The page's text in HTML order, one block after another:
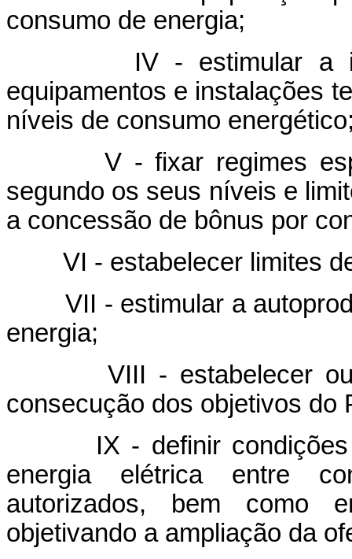
consumo de energia;
IV - estimular a
equipamentos e instalações
níveis de consumo
V - fixar regimes
segundo os seus níveis e
a concessão de bônus por
VI - estabelecer limites de
VII - estimular a
energia;
VIII - estabelecer
consecução dos objetivos do
IX - definir condições
energia elétrica entre
autorizados, bem como
objetivando a ampliação da